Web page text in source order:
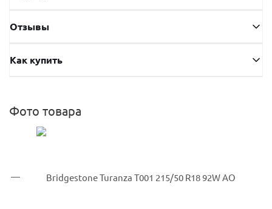
Отзывы
Как купить
Фото товара